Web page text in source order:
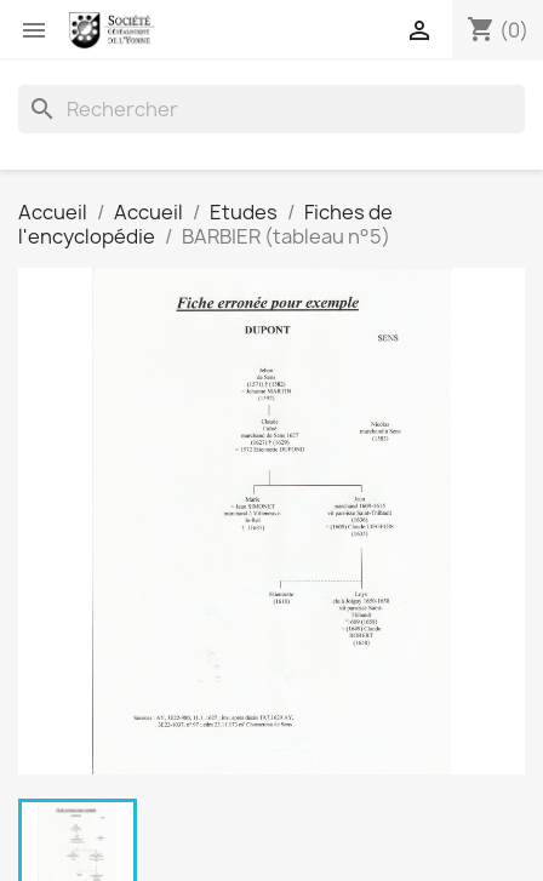
 shopping_cart (0)

search
Accueil Accueil Etudes
Fiches de
l'encyclopédie
BARBIER (tableau n°5)